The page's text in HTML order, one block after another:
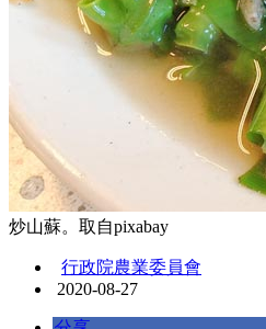
炒山蘇。取自pixabay
行政院農業委員會
2020-08-27